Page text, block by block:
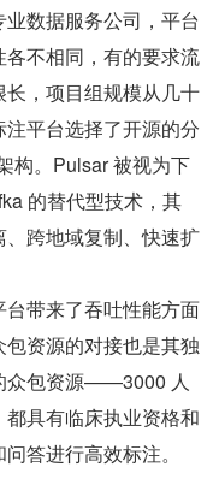
数据服务公司，平台
不相同，有的要求流
，项目组规模从几十
平台选择了开源的分
构。Pulsar 被视为下
的替代型技术，其
跨地域复制、快速扩
带来了吞吐性能方面
资源的对接也是其独
众包资源——3000 人
具有临床执业资格和
答进行高效标注。